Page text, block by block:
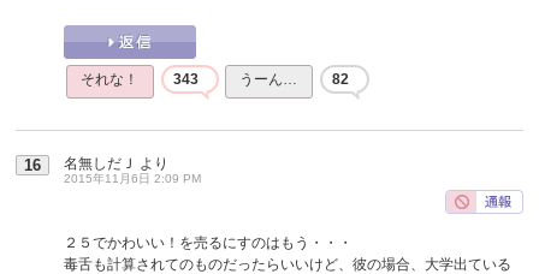
それな！ 343 うーん… 82
16 名無しだＪ より
2015年11月6日 2:09 PM
２５でかわいい！を売るにすのはもう・・・
毒舌も計算されてのものだったらいいけど、彼の場合、大学出ている